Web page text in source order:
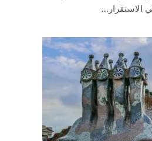
الاستقرار…